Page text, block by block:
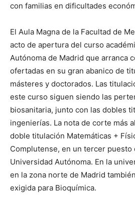
con familias en dificultades
El Aula Magna de la Facultad de
acto de apertura del curso
Autónoma de Madrid que arranca
ofertadas en su gran abanico de
másteres y doctorados. Las
este curso siguen siendo las
biosanitaria, junto con las dobles
ingenierías. La nota de corte más
doble titulación Matemáticas +
Complutense, en un tercer puesto
Universidad Autónoma. En la
en la zona norte de Madrid
exigida para Bioquímica.